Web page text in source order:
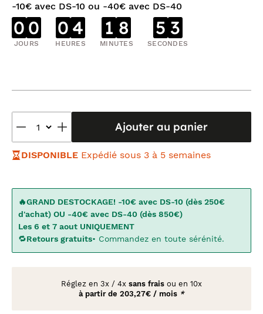
-10€ avec DS-10 ou -40€ avec DS-40
0 0
JOURS
0 4
HEURES
1 8
MINUTES
5 2
SECONDES
Ajouter au panier
DISPONIBLE Expédié sous 3 à 5 semaines
🔥GRAND DESTOCKAGE! -10€ avec DS-10 (dès 250€
d'achat) OU -40€ avec DS-40 (dès 850€)
Les 6 et 7 aout UNIQUEMENT
🔁Retours gratuits• Commandez en toute sérénité.
Réglez en 3x / 4x sans frais ou en 10x
à partir de 203,27€ / mois *